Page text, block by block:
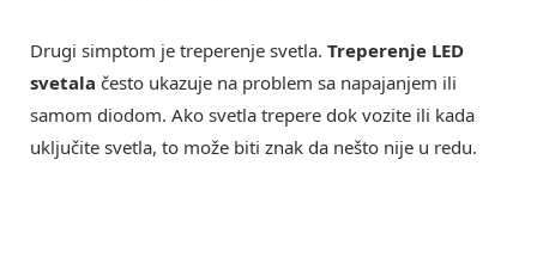
Drugi simptom je treperenje svetla. Treperenje LED
svetala često ukazuje na problem sa napajanjem ili
samom diodom. Ako svetla trepere dok vozite ili kada
uključite svetla, to može biti znak da nešto nije u redu.